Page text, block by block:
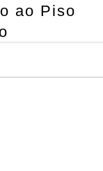
ao Piso